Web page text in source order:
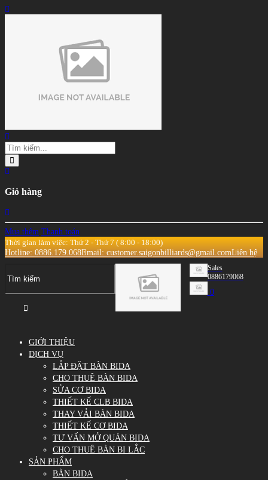
Giỏ hàng
Mua thêm Thanh toán
Thời gian làm việc: Thứ 2 - Thứ 7 ( 8:00 - 18:00)
Hotline: 0886.179.068Email: customer.saigonbilliards@gmail.comLiên hệ
Sales
0886179068
0
GIỚI THIỆU
DỊCH VỤ
LẮP ĐẶT BÀN BIDA
CHO THUÊ BÀN BIDA
SỬA CƠ BIDA
THIẾT KẾ CLB BIDA
THAY VẢI BÀN BIDA
THIẾT KẾ CƠ BIDA
TƯ VẤN MỞ QUÁN BIDA
CHO THUÊ BÀN BI LẮC
SẢN PHẨM
BÀN BIDA